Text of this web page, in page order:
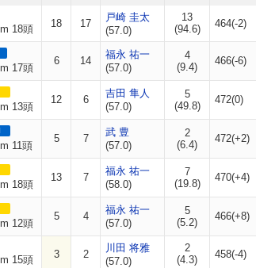
18頭 18 17
戸崎 圭太
(57.0)
13
(94.6)
464(-2)
17頭
6 14
福永 祐一
(57.0)
4
(9.4)
466(-6)
13頭
12 6
吉田 隼人
(57.0)
5
(49.8)
472(0)
11頭
5 7
武 豊
(57.0)
2
(6.4)
472(+2)
18頭
13 7
福永 祐一
(58.0)
7
(19.8)
470(+4)
12頭
5 4
福永 祐一
(57.0)
5
(5.2)
466(+8)
15頭 3 2
川田 将雅
(57.0)
2
(4.3)
458(-4)